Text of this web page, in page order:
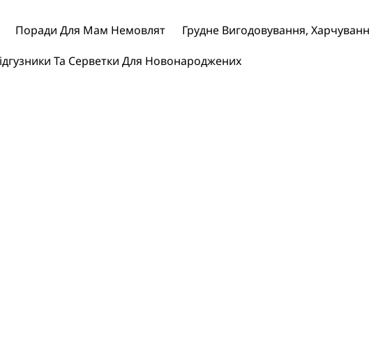
Поради Для Мам Немовлят Грудне Вигодовування,
Та Серветки Для Новонароджених